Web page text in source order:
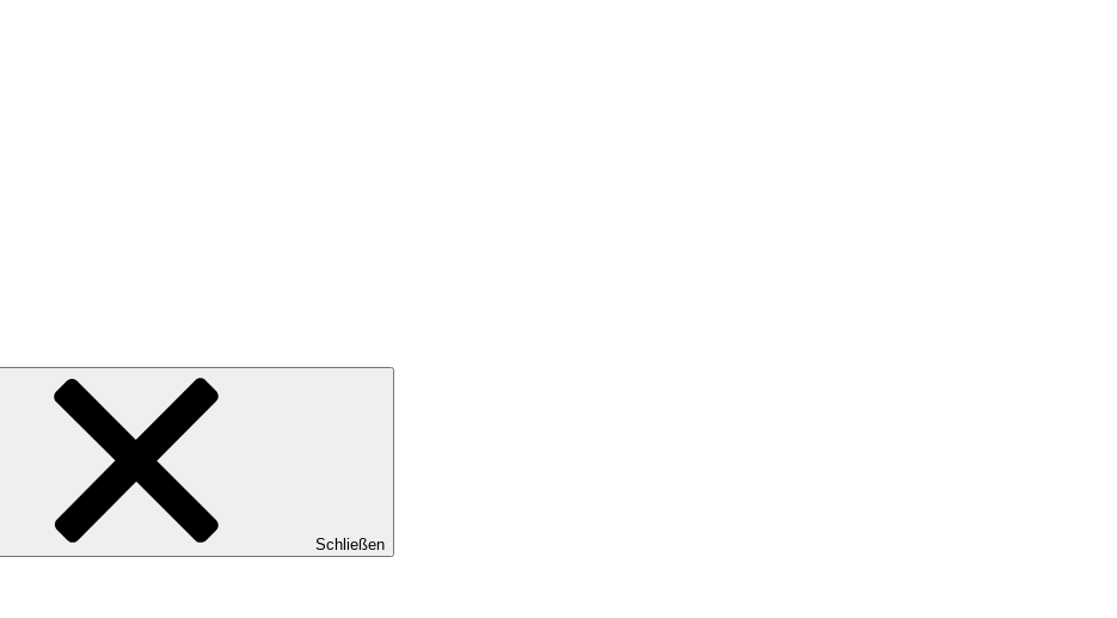
Schließen